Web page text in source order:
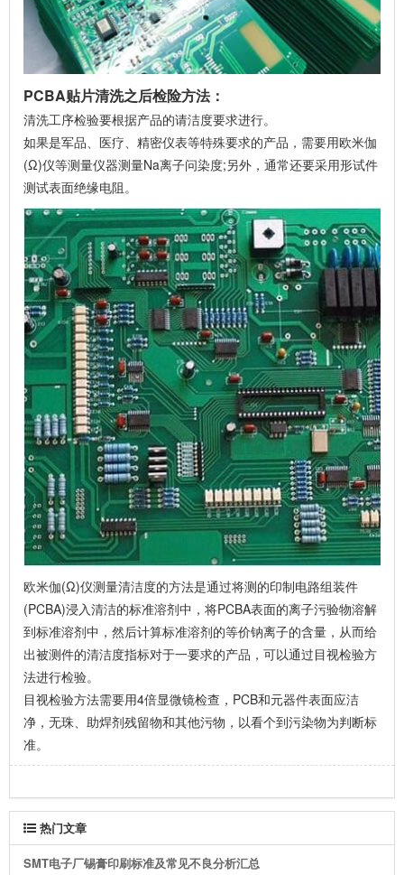
PCBA贴片清洗之后检险方法：
清洗工序检验要根据产品的请洁度要求进行。
如果是军品、医疗、精密仪表等特殊要求的产品，需要用欧米伽
(Ω)仪等测量仪器测量Na离子问染度;另外，通常还要采用形试件
测试表面绝缘电阻。
欧米伽(Ω)仪测量清洁度的方法是通过将测的印制电路组装件
(PCBA)浸入清洁的标准溶剂中，将PCBA表面的离子污验物溶解
到标准溶剂中，然后计算标准溶剂的等价钠离子的含量，从而给
出被测件的清洁度指标对于一要求的产品，可以通过目视检验方
法进行检验。
目视检验方法需要用4倍显微镜检查，PCB和元器件表面应洁
净，无珠、助焊剂残留物和其他污物，以看个到污染物为判断标
准。
热门文章
SMT电子厂锡膏印刷标准及常见不良分析汇总